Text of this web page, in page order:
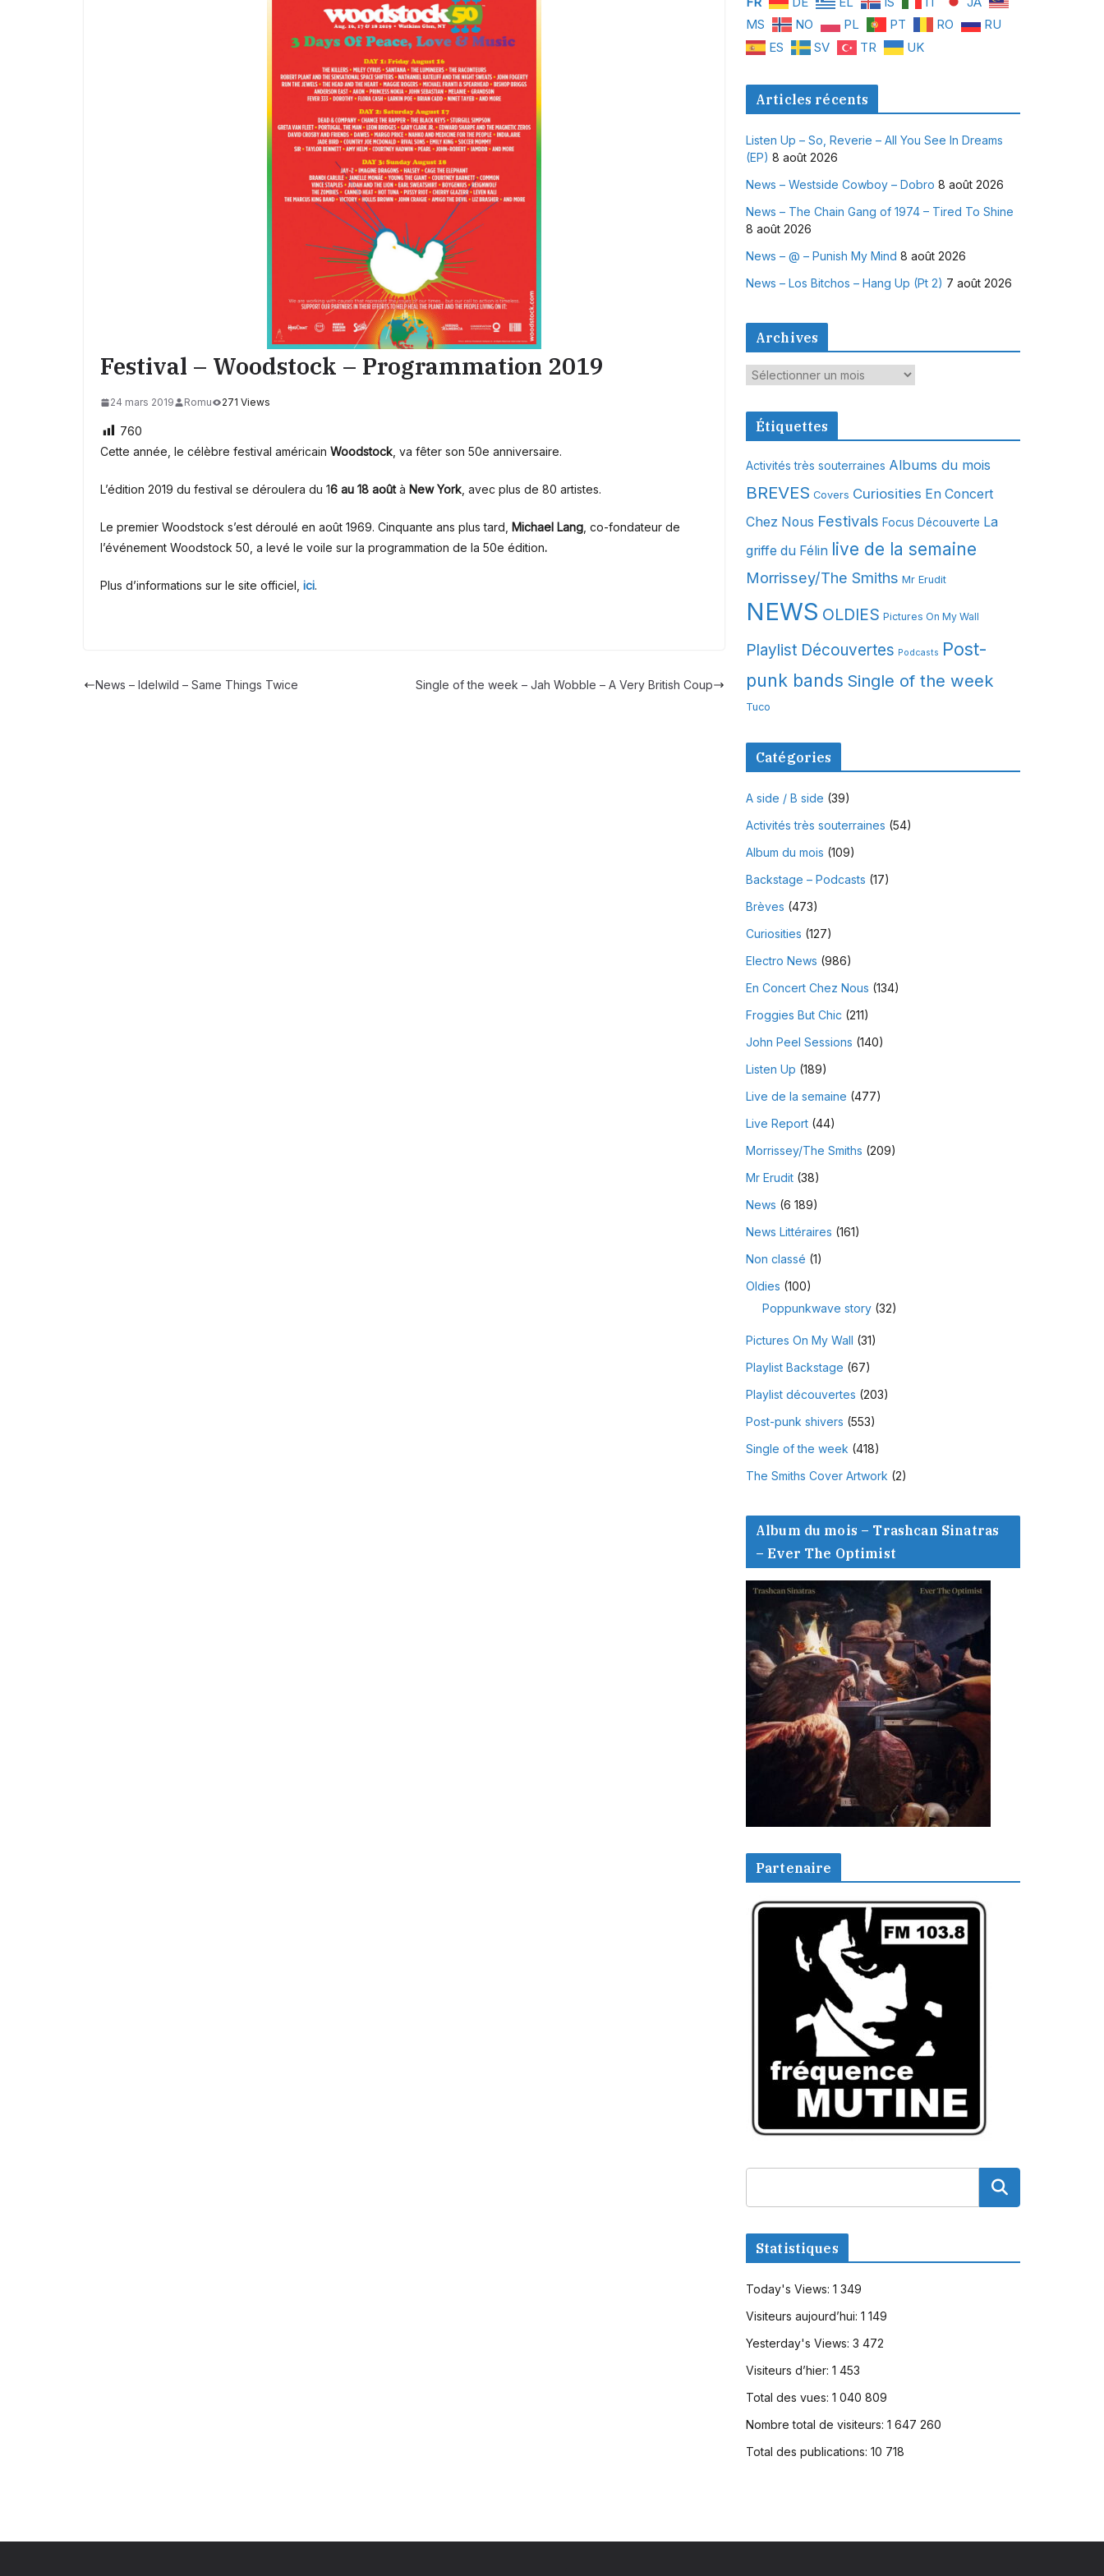
Festival – Woodstock – Programmation 2019
24 mars 2019 Romu 271 Views
760
Cette année, le célèbre festival américain Woodstock , va fêter son 50e anniversaire.
L’édition 2019 du festival se déroulera du 16 au 18 aoûtà New York , avec plus de 80 artistes.
Le premier Woodstock s’est déroulé en août 1969. Cinquante ans plus tard, Michael Lang , co-fondateur de
l’événement Woodstock 50, a levé le voile sur la programmation de la 50e édition.
Plus d’informations sur le site officiel, ici.
News – Idelwild – Same Things Twice Single of the week – Jah Wobble – A Very British Coup
MS
NO PL PT RO
RU
ES
SV TR UK
Articles récents
Listen Up – So, Reverie – All You See In Dreams
(EP) 8 août 2026
News – Westside Cowboy – Dobro 8 août 2026
News – The Chain Gang of 1974 – Tired To Shine
8 août 2026
News – @ – Punish My Mind 8 août 2026
News – Los Bitchos – Hang Up (Pt 2) 7 août 2026
Archives
A
c
e
s
Étiquettes
Activités très souterraines Albums du mois
BREVES Covers Curiosities En Concert
Chez Nous Festivals Focus Découverte La
griffe du Félin live de la semaine
Morrissey/The Smiths Mr Erudit
NEWS OLDIES Pictures On My Wall
Playlist Découvertes Podcasts Post-
punk bands Single of the week
Tuco
Catégories
A side / B side (39)
Activités très souterraines (54)
Album du mois (109)
Backstage – Podcasts (17)
Brèves (473)
Curiosities (127)
Electro News (986)
En Concert Chez Nous (134)
Froggies But Chic (211)
John Peel Sessions (140)
Listen Up (189)
Live de la semaine (477)
Live Report(44)
Morrissey/The Smiths (209)
Mr Erudit(38)
News (6 189)
News Littéraires (161)
Non classé (1)
Oldies (100)
Poppunkwave story(32)
Pictures On My Wall (31)
Playlist Backstage (67)
Playlist découvertes (203)
Post-punk shivers (553)
Single of the week (418)
The Smiths Cover Artwork (2)
Album du mois – Trashcan Sinatras
– Ever The Optimist
Partenaire
Statistiques
Today's Views: 1 349
Visiteurs aujourd’hui: 1 149
Yesterday's Views: 3 472
Visiteurs d’hier: 1 453
Total des vues: 1 040 809
Nombre total de visiteurs: 1 647 260
Total des publications: 10 718